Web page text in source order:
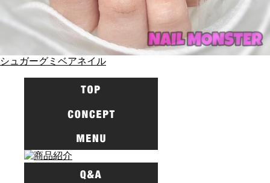
シュガーグミベアネイル